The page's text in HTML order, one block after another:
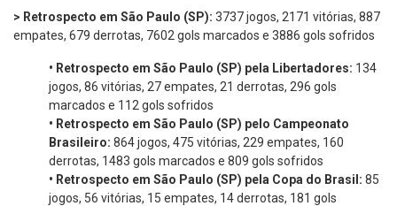
> Retrospecto em São Paulo (SP): 3737 jogos, 2171 vitórias, 887
empates, 679 derrotas, 7602 gols marcados e 3886 gols sofridos
• Retrospecto em São Paulo (SP) pela Libertadores: 134
jogos, 86 vitórias, 27 empates, 21 derrotas, 296 gols
marcados e 112 gols sofridos
• Retrospecto em São Paulo (SP) pelo Campeonato
Brasileiro: 864 jogos, 475 vitórias, 229 empates, 160
derrotas, 1483 gols marcados e 809 gols sofridos
• Retrospecto em São Paulo (SP) pela Copa do Brasil: 85
jogos, 56 vitórias, 15 empates, 14 derrotas, 181 gols